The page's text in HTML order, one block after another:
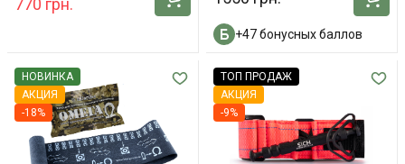
770 грн.
+47 бонусных баллов
НОВИНКА
АКЦИЯ
-18%
ТОП ПРОДАЖ
АКЦИЯ
-9%